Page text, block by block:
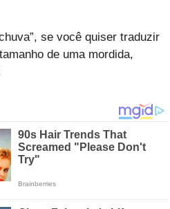
se você quiser traduzir
de uma mordida,